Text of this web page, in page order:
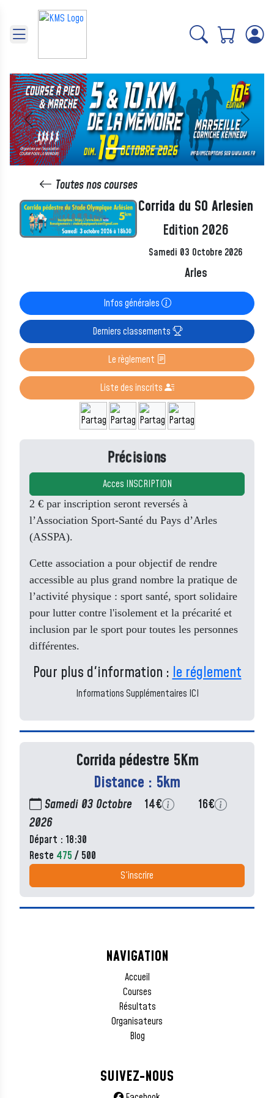
Précédent Suivant
Toutes nos courses
Corrida du SO Arlesien
Edition 2026
Samedi 03 Octobre 2026
Arles
Infos générales
Derniers classements
Le règlement
Liste des inscrits
Précisions
Acces INSCRIPTION
2 € par inscription seront reversés à
l’Association Sport-Santé du Pays d’Arles
(ASSPA).
Cette association a pour objectif de rendre
accessible au plus grand nombre la pratique de
l’activité physique : sport santé, sport solidaire
pour lutter contre l'isolement et la précarité et
inclusion par le sport pour toutes les personnes
différentes.
Pour plus d'information : le réglement
Informations Supplémentaires ICI
Corrida pédestre 5Km
Distance : 5km
Samedi 03 Octobre
2026
Départ : 18:30
Reste 475 / 500
14€ 16€
S'inscrire
NAVIGATION
Accueil
Courses
Résultats
Organisateurs
Blog
SUIVEZ-NOUS
Panneau de gestion des cookies